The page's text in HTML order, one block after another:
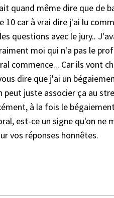
quand même dire que de
car à vrai dire j'ai lu
questions avec le jury..
moi qui n'a pas le
commence... Car ils vont
dire que j'ai un
juste associer ça au
à la fois le
est-ce un signe qu'on
vos réponses honnêtes.